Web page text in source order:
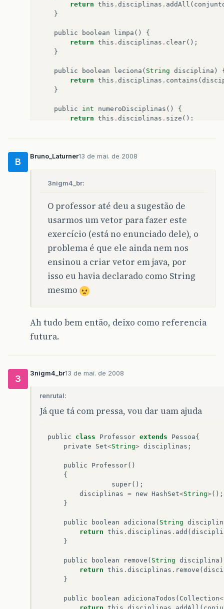
return this . disciplinas . addAll (
}
public boolean limpa ()
{
return this . disciplinas . clear();
}
public boolean leciona ( String disciplina )
return this . disciplinas . contains (
}
public int numeroDisciplinas ()
{
return this . disciplinas . size ();
return this.disciplinas
B
Bruno_Laturner13 de mai. de 2008
3nigm4_br:
O professor até deu a sugestão de
usarmos um vetor para fazer este
exercício (está no enunciado dele), o
problema é que ele ainda nem nos
ensinou a criar vetor em java, por
isso eu havia declarado como String
mesmo
Ah tudo bem então, deixo como referencia
futura.
3
3nigm4_br13 de mai. de 2008
renrutal:
Já que tá com pressa, vou dar uam ajuda
public class Professor extends Pessoa{
private
Set<String> disciplinas ;
public Professor()
{
super();
disciplinas = new HashSet<String> ();
}
public boolean adiciona ( String
return this . disciplinas . add (
}
public boolean remove ( String disciplina )
return this . disciplinas . remove (
}
public boolean adicionaTodos ( Collection<